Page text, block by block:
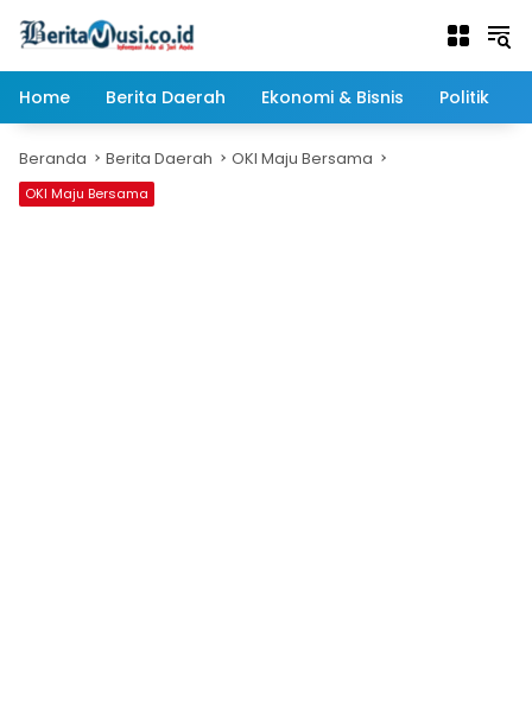
Home
Berita Daerah Ekonomi & Bisnis Politik
Beranda Berita Daerah OKI Maju Bersama
OKI Maju Bersama